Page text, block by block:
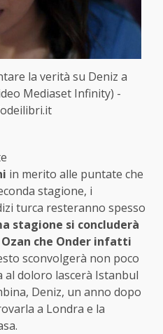
la verità su Deniz a
Mediaset Infinity) -
in merito alle puntate che
stagione, i
turca resteranno spesso
stagione si concluderà
che Onder infatti
sconvolgerà non poco
al doloro lascerà Istanbul
Deniz, un anno dopo
a Londra e la